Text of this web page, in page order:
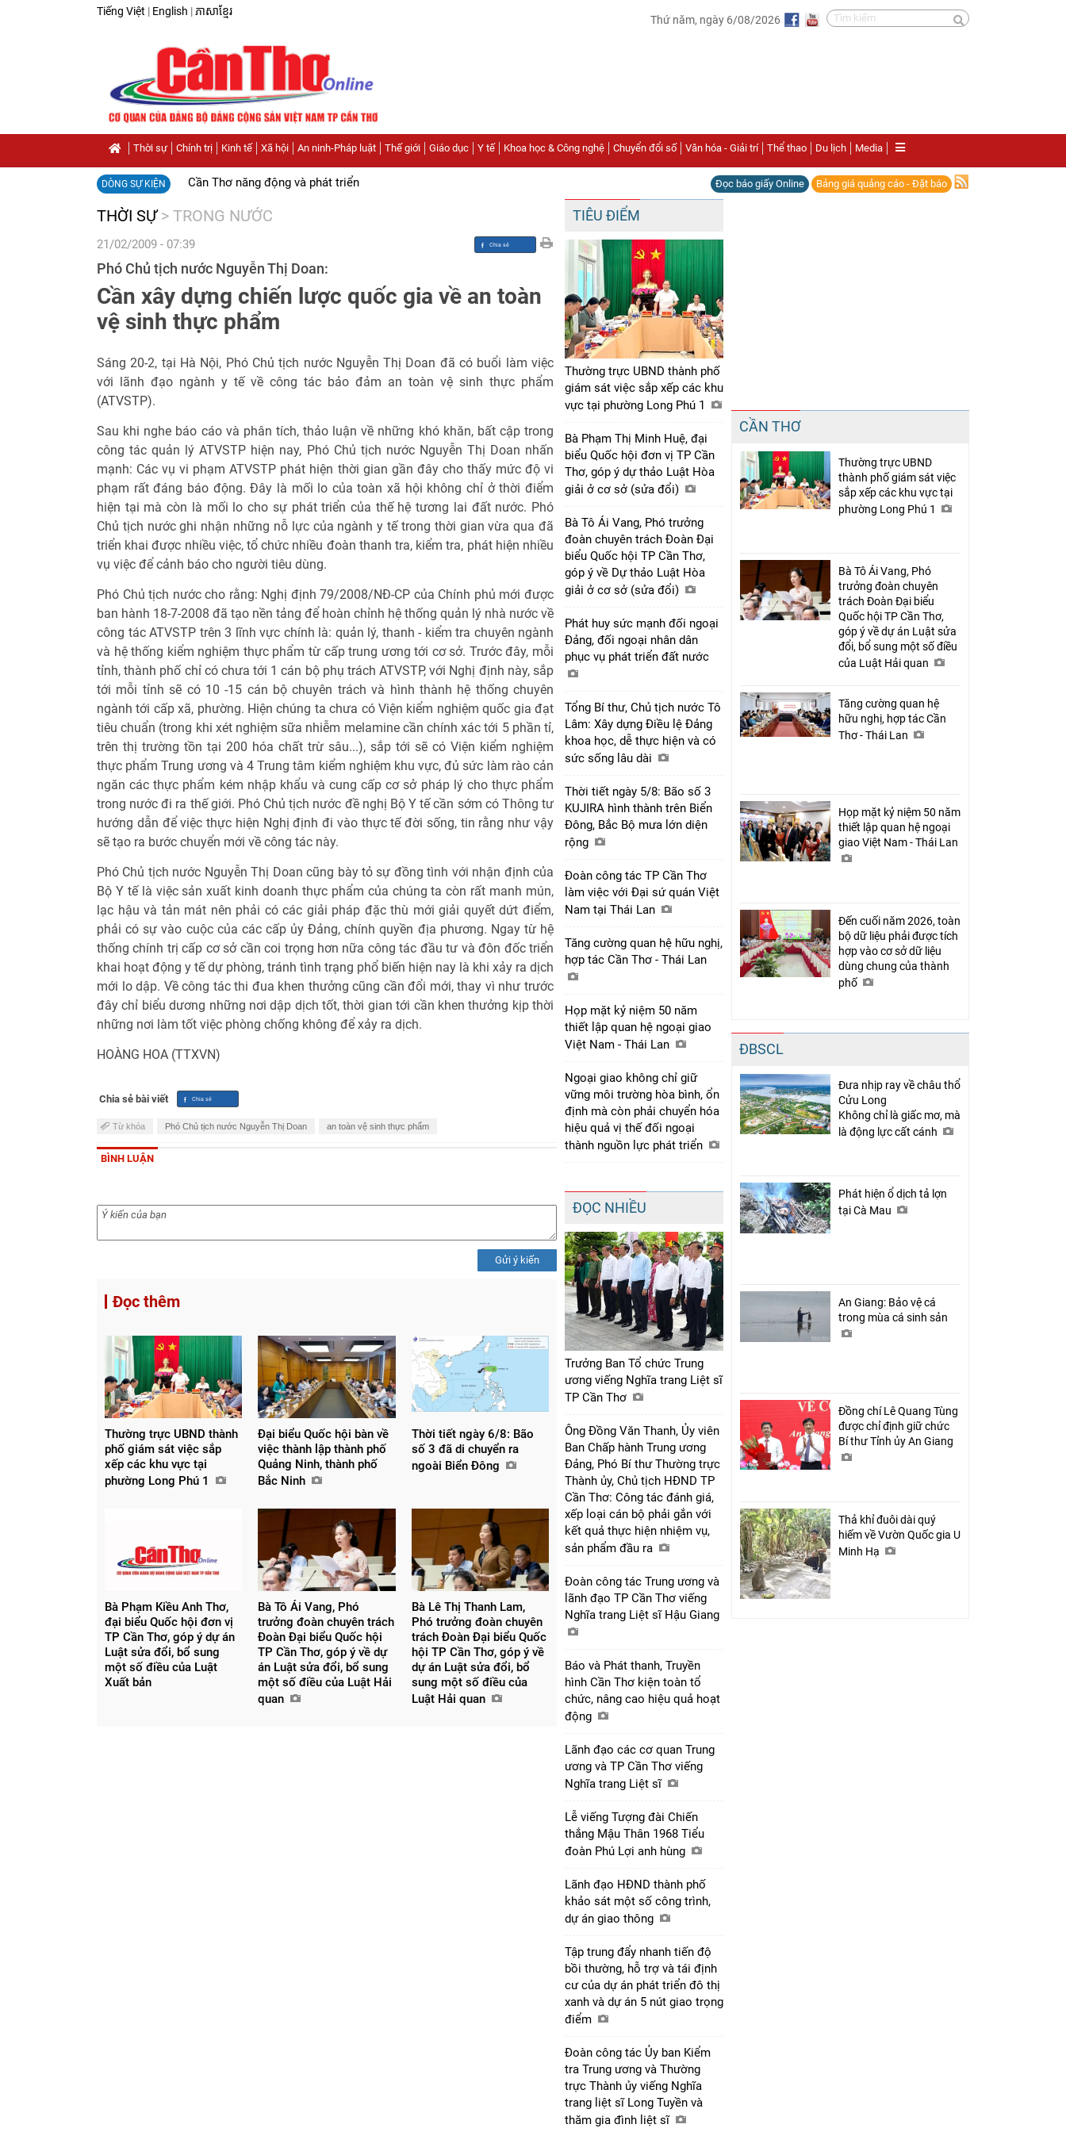
Tiếng Việt | English | ភាសាខ្មែរ
Thứ năm, ngày 6/08/2026
Thời sự Chính trị Kinh tế Xã hội An ninh-Pháp luật Thế giới Giáo dục Y tế Khoa học & Công nghệ Chuyển đổi số Văn hóa - Giải trí Thể thao Du lịch Media
DÒNG SỰ KIỆN Cần Thơ năng động và phát triển Đọc báo giấy Online Bảng giá quảng cáo - Đặt báo
THỜI SỰ > TRONG NƯỚC
21/02/2009 - 07:39
Chia sẻ
Phó Chủ tịch nước Nguyễn Thị Doan:
Cần xây dựng chiến lược quốc gia về an toàn
vệ sinh thực phẩm
Sáng 20-2, tại Hà Nội, Phó Chủ tịch nước Nguyễn Thị Doan đã có buổi làm việc
với lãnh đạo ngành y tế về công tác bảo đảm an toàn vệ sinh thực phẩm
(ATVSTP).
Sau khi nghe báo cáo và phân tích, thảo luận về những khó khăn, bất cập trong
công tác quản lý ATVSTP hiện nay, Phó Chủ tịch nước Nguyễn Thị Doan nhấn
mạnh: Các vụ vi phạm ATVSTP phát hiện thời gian gần đây cho thấy mức độ vi
phạm rất đáng báo động. Đây là mối lo của toàn xã hội không chỉ ở thời điểm
hiện tại mà còn là mối lo cho sự phát triển của thế hệ tương lai đất nước. Phó
Chủ tịch nước ghi nhận những nỗ lực của ngành y tế trong thời gian vừa qua đã
triển khai được nhiều việc, tổ chức nhiều đoàn thanh tra, kiểm tra, phát hiện nhiều
vụ việc để cảnh báo cho người tiêu dùng.
Phó Chủ tịch nước cho rằng: Nghị định 79/2008/NĐ-CP của Chính phủ mới được
ban hành 18-7-2008 đã tạo nền tảng để hoàn chỉnh hệ thống quản lý nhà nước về
công tác ATVSTP trên 3 lĩnh vực chính là: quản lý, thanh - kiểm tra chuyên ngành
và hệ thống kiểm nghiệm thực phẩm từ cấp trung ương tới cơ sở. Trước đây, mỗi
tỉnh, thành phố chỉ có chưa tới 1 cán bộ phụ trách ATVSTP, với Nghị định này, sắp
tới mỗi tỉnh sẽ có 10 -15 cán bộ chuyên trách và hình thành hệ thống chuyên
ngành tới cấp xã, phường. Hiện chúng ta chưa có Viện kiểm nghiệm quốc gia đạt
tiêu chuẩn (trong khi xét nghiệm sữa nhiễm melamine cần chính xác tới 5 phần tỉ,
trên thị trường tồn tại 200 hóa chất trừ sâu...), sắp tới sẽ có Viện kiểm nghiệm
thực phẩm Trung ương và 4 Trung tâm kiểm nghiệm khu vực, đủ sức làm rào cản
ngăn các thực phẩm kém nhập khẩu và cung cấp cơ sở pháp lý cho thực phẩm
trong nước đi ra thế giới. Phó Chủ tịch nước đề nghị Bộ Y tế cần sớm có Thông tư
hướng dẫn để việc thực hiện Nghị định đi vào thực tế đời sống, tin rằng như vậy
sẽ tạo ra bước chuyển mới về công tác này.
Phó Chủ tịch nước Nguyễn Thị Doan cũng bày tỏ sự đồng tình với nhận định của
Bộ Y tế là việc sản xuất kinh doanh thực phẩm của chúng ta còn rất manh mún,
lạc hậu và tản mát nên phải có các giải pháp đặc thù mới giải quyết dứt điểm,
phải có sự vào cuộc của các cấp ủy Đảng, chính quyền địa phương. Ngay từ hệ
thống chính trị cấp cơ sở cần coi trọng hơn nữa công tác đầu tư và đôn đốc triển
khai hoạt động y tế dự phòng, tránh tình trạng phổ biến hiện nay là khi xảy ra dịch
mới lo dập. Về công tác thi đua khen thưởng cũng cần đổi mới, thay vì như trước
đây chỉ biểu dương những nơi dập dịch tốt, thời gian tới cần khen thưởng kịp thời
những nơi làm tốt việc phòng chống không để xảy ra dịch.
HOÀNG HOA (TTXVN)
Chia sẻ bài viết
Từ khóa Phó Chủ tịch nước Nguyễn Thị Doan an toàn vệ sinh thực phẩm
BÌNH LUẬN
Gửi ý kiến
Đọc thêm
Thường trực UBND thành
phố giám sát việc sắp
xếp các khu vực tại
phường Long Phú 1
Đại biểu Quốc hội bàn về
việc thành lập thành phố
Quảng Ninh, thành phố
Bắc Ninh
Thời tiết ngày 6/8: Bão
số 3 đã di chuyển ra
ngoài Biển Đông
Bà Phạm Kiều Anh Thơ,
đại biểu Quốc hội đơn vị
TP Cần Thơ, góp ý dự án
Luật sửa đổi, bổ sung
một số điều của Luật
Xuất bản
Bà Tô Ái Vang, Phó
trưởng đoàn chuyên trách
Đoàn Đại biểu Quốc hội
TP Cần Thơ, góp ý về dự
án Luật sửa đổi, bổ sung
một số điều của Luật Hải
quan
Bà Lê Thị Thanh Lam,
Phó trưởng đoàn chuyên
trách Đoàn Đại biểu Quốc
hội TP Cần Thơ, góp ý về
dự án Luật sửa đổi, bổ
sung một số điều của
Luật Hải quan
TIÊU ĐIỂM
Thường trực UBND thành phố
giám sát việc sắp xếp các khu
vực tại phường Long Phú 1
Bà Phạm Thị Minh Huệ, đại
biểu Quốc hội đơn vị TP Cần
Thơ, góp ý dự thảo Luật Hòa
giải ở cơ sở (sửa đổi)
Bà Tô Ái Vang, Phó trưởng
đoàn chuyên trách Đoàn Đại
biểu Quốc hội TP Cần Thơ,
góp ý về Dự thảo Luật Hòa
giải ở cơ sở (sửa đổi)
Phát huy sức mạnh đối ngoại
Đảng, đối ngoại nhân dân
phục vụ phát triển đất nước
Tổng Bí thư, Chủ tịch nước Tô
Lâm: Xây dựng Điều lệ Đảng
khoa học, dễ thực hiện và có
sức sống lâu dài
Thời tiết ngày 5/8: Bão số 3
KUJIRA hình thành trên Biển
Đông, Bắc Bộ mưa lớn diện
rộng
Đoàn công tác TP Cần Thơ
làm việc với Đại sứ quán Việt
Nam tại Thái Lan
Tăng cường quan hệ hữu nghị,
hợp tác Cần Thơ - Thái Lan
Họp mặt kỷ niệm 50 năm
thiết lập quan hệ ngoại giao
Việt Nam - Thái Lan
Ngoại giao không chỉ giữ
vững môi trường hòa bình, ổn
định mà còn phải chuyển hóa
hiệu quả vị thế đối ngoại
thành nguồn lực phát triển
ĐỌC NHIỀU
Trưởng Ban Tổ chức Trung
ương viếng Nghĩa trang Liệt sĩ
TP Cần Thơ
Ông Đồng Văn Thanh, Ủy viên
Ban Chấp hành Trung ương
Đảng, Phó Bí thư Thường trực
Thành ủy, Chủ tịch HĐND TP
Cần Thơ: Công tác đánh giá,
xếp loại cán bộ phải gắn với
kết quả thực hiện nhiệm vụ,
sản phẩm đầu ra
Đoàn công tác Trung ương và
lãnh đạo TP Cần Thơ viếng
Nghĩa trang Liệt sĩ Hậu Giang
Báo và Phát thanh, Truyền
hình Cần Thơ kiện toàn tổ
chức, nâng cao hiệu quả hoạt
động
Lãnh đạo các cơ quan Trung
ương và TP Cần Thơ viếng
Nghĩa trang Liệt sĩ
Lễ viếng Tượng đài Chiến
thắng Mậu Thân 1968 Tiểu
đoàn Phú Lợi anh hùng
Lãnh đạo HĐND thành phố
khảo sát một số công trình,
dự án giao thông
Tập trung đẩy nhanh tiến độ
bồi thường, hỗ trợ và tái định
cư của dự án phát triển đô thị
xanh và dự án 5 nút giao trọng
điểm
Đoàn công tác Ủy ban Kiểm
tra Trung ương và Thường
trực Thành ủy viếng Nghĩa
trang liệt sĩ Long Tuyền và
thăm gia đình liệt sĩ
CẦN THƠ
Thường trực UBND
thành phố giám sát việc
sắp xếp các khu vực tại
phường Long Phú 1
Bà Tô Ái Vang, Phó
trưởng đoàn chuyên
trách Đoàn Đại biểu
Quốc hội TP Cần Thơ,
góp ý về dự án Luật sửa
đổi, bổ sung một số điều
của Luật Hải quan
Tăng cường quan hệ
hữu nghị, hợp tác Cần
Thơ - Thái Lan
Họp mặt kỷ niệm 50 năm
thiết lập quan hệ ngoại
giao Việt Nam - Thái Lan
Đến cuối năm 2026, toàn
bộ dữ liệu phải được tích
hợp vào cơ sở dữ liệu
dùng chung của thành
phố
ĐBSCL
Đưa nhịp ray về châu thổ
Cửu Long
Không chỉ là giấc mơ, mà
là động lực cất cánh
Phát hiện ổ dịch tả lợn
tại Cà Mau
An Giang: Bảo vệ cá
trong mùa cá sinh sản
Đồng chí Lê Quang Tùng
được chỉ định giữ chức
Bí thư Tỉnh ủy An Giang
Thả khỉ đuôi dài quý
hiếm về Vườn Quốc gia U
Minh Hạ